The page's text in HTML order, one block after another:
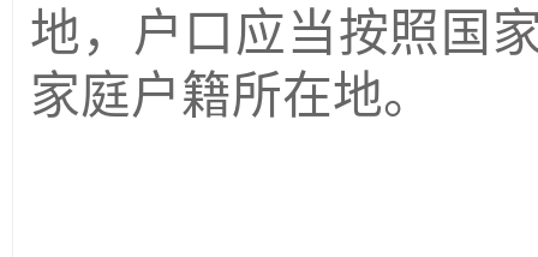
地，户口应当按照国
家庭户籍所在地。